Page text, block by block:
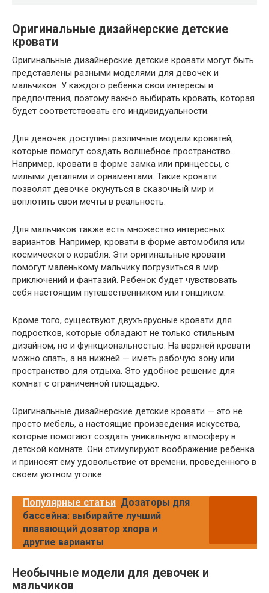
Оригинальные дизайнерские детские
кровати
Оригинальные дизайнерские детские кровати могут быть
представлены разными моделями для девочек и
мальчиков. У каждого ребенка свои интересы и
предпочтения, поэтому важно выбирать кровать, которая
будет соответствовать его индивидуальности.
Для девочек доступны различные модели кроватей,
которые помогут создать волшебное пространство.
Например, кровати в форме замка или принцессы, с
милыми деталями и орнаментами. Такие кровати
позволят девочке окунуться в сказочный мир и
воплотить свои мечты в реальность.
Для мальчиков также есть множество интересных
вариантов. Например, кровати в форме автомобиля или
космического корабля. Эти оригинальные кровати
помогут маленькому мальчику погрузиться в мир
приключений и фантазий. Ребенок будет чувствовать
себя настоящим путешественником или гонщиком.
Кроме того, существуют двухъярусные кровати для
подростков, которые обладают не только стильным
дизайном, но и функциональностью. На верхней кровати
можно спать, а на нижней — иметь рабочую зону или
пространство для отдыха. Это удобное решение для
комнат с ограниченной площадью.
Оригинальные дизайнерские детские кровати — это не
просто мебель, а настоящие произведения искусства,
которые помогают создать уникальную атмосферу в
детской комнате. Они стимулируют воображение ребенка
и приносят ему удовольствие от времени, проведенного в
своем уютном уголке.
Популярные статьи Дозаторы для
бассейна: выбирайте лучший
плавающий дозатор хлора и
другие варианты
Необычные модели для девочек и
мальчиков